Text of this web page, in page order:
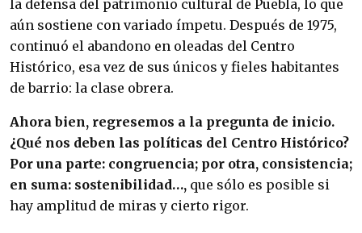
la defensa del patrimonio cultural de Puebla, lo que
aún sostiene con variado ímpetu. Después de 1975,
continuó el abandono en oleadas del Centro
Histórico, esa vez de sus únicos y fieles habitantes
de barrio: la clase obrera.
Ahora bien, regresemos a la pregunta de inicio.
¿Qué nos deben las políticas del Centro Histórico?
Por una parte: congruencia; por otra, consistencia;
en suma: sostenibilidad…, que sólo es posible si
hay amplitud de miras y cierto rigor.